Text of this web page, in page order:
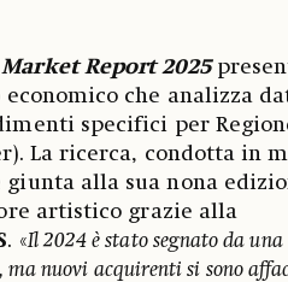
Report 2025
che analizza
specifici per
La ricerca, condotta in
alla sua nona
artistico grazie alla
. «Il 2024 è stato segnato da una
ma nuovi acquirenti si sono